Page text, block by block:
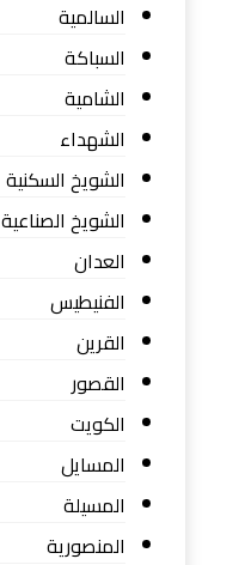
السالمية
السباكة
الشامية
الشهداء
الشويخ السكنية
الشويخ الصناعية
العدان
الفنيطيس
القرين
القصور
الكويت
المسايل
المسيلة
المنصورية